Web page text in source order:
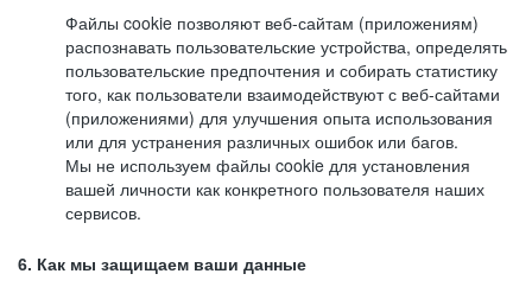
Файлы cookie позволяют веб-сайтам (приложениям)
распознавать пользовательские устройства, определять
пользовательские предпочтения и собирать статистику
того, как пользователи взаимодействуют с веб-сайтами
(приложениями) для улучшения опыта использования
или для устранения различных ошибок или багов.
Мы не используем файлы cookie для установления
вашей личности как конкретного пользователя наших
сервисов.
6. Как мы защищаем ваши данные